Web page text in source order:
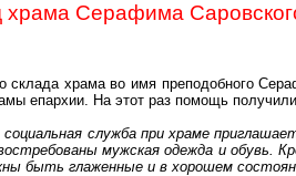
храма Серафима
склада храма во имя преподобного
епархии. На этот раз помощь
служба при храме
мужская одежда и обувь.
быть глаженные и в хорошем